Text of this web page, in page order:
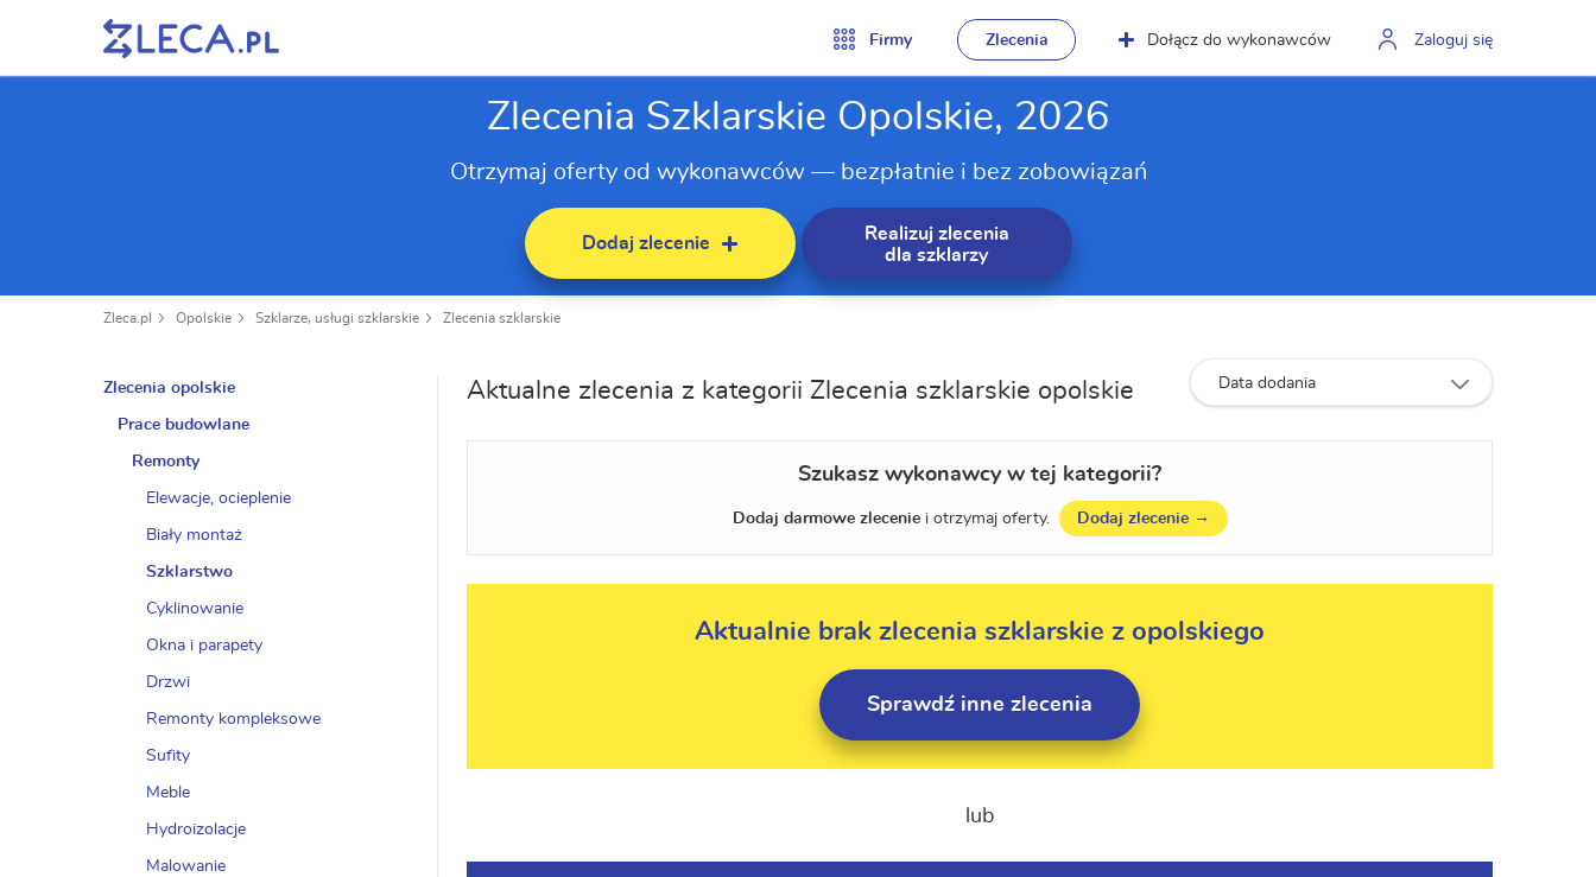
Firmy Zlecenia Dołącz do wykonawców Zaloguj się
Zlecenia Szklarskie Opolskie, 2026
Otrzymaj oferty od wykonawców — bezpłatnie i bez zobowiązań
Dodaj zlecenie
Realizuj zlecenia
dla szklarzy
Zleca.pl Opolskie Szklarze, usługi szklarskie Zlecenia szklarskie
Data dodania
Aktualne zlecenia z kategorii Zlecenia szklarskie opolskie
Szukasz wykonawcy w tej kategorii?
Dodaj darmowe zleceniei otrzymaj oferty. Dodaj zlecenie →
Aktualnie brak zlecenia szklarskie z opolskiego
Sprawdź inne zlecenia
lub
Zlecenia opolskie
Prace budowlane
Remonty
Elewacje, ocieplenie
Biały montaż
Szklarstwo
Cyklinowanie
Okna i parapety
Drzwi
Remonty kompleksowe
Sufity
Meble
Hydroizolacje
Malowanie